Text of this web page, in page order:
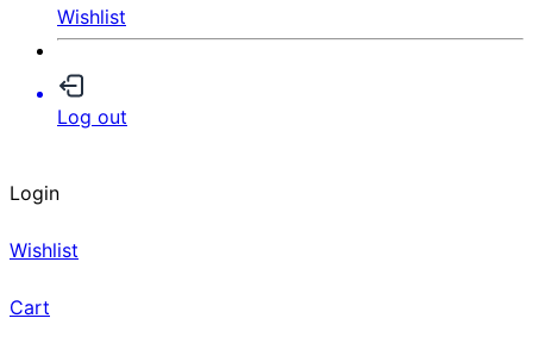
Wishlist
Log out
Login
Wishlist
Cart